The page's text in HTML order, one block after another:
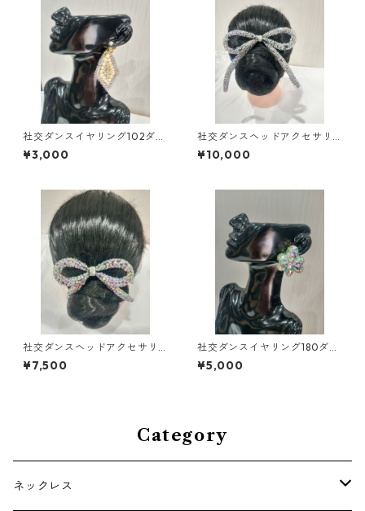
社交ダンスイヤリング102ダン
スアクセサリーベリーダンス
ブライダルアクセサリー
¥3,000
社交ダンスヘッドアクセサリ
ーHA-61大ダンスアクセサリー
ベリーダンスブライダルアク
¥10,000
社交ダンスヘッドアクセサリ
ーHA-62小ダンスアクセサリ
ーベリーダンスブライダルア
¥7,500
社交ダンスイヤリング180ダン
スアクセサリーベリーダンス
ブライダルアクセサリー
¥5,000
Category
ネックレス